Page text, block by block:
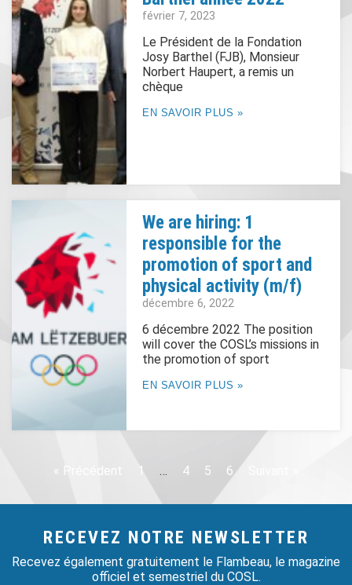
février 7, 2023
Le Président de la Fondation
Josy Barthel (FJB), Monsieur
Norbert Haupert, a remis un
chèque
EN SAVOIR PLUS »
We are hiring: 1
responsible for the
promotion of sport and
physical activity (m/f)
décembre 6, 2022
6 décembre 2022 The position
will cover the COSL’s missions in
the promotion of sport
EN SAVOIR PLUS »
« Précédent 1 … 4 5 6
RECEVEZ NOTRE NEWSLETTER
Recevez également gratuitement le Flambeau, le magazine
officiel et semestriel du COSL.